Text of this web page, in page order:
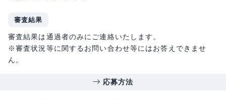
審査結果
審査結果は通過者のみにご連絡いたします。
※審査状況等に関するお問い合わせ等にはお答えできませ
ん。
応募方法